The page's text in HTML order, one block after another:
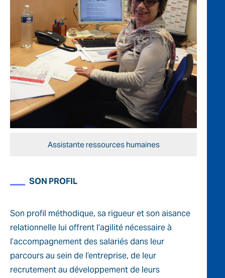
Assistante ressources humaines
SON PROFIL
Son profil méthodique, sa rigueur et son aisance
relationnelle lui offrent l’agilité nécessaire à
l’accompagnement des salariés dans leur
parcours au sein de l’entreprise, de leur
recrutement au développement de leurs